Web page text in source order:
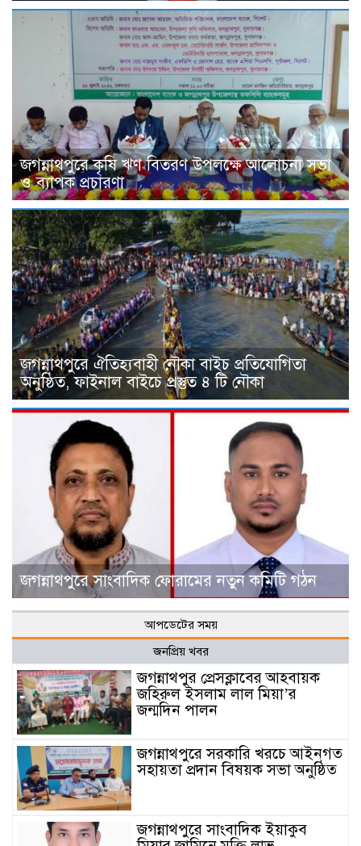
জগন্নাথপুরে কৃষি ঋণ বিতরণ উপলক্ষে আলোচনা সভা
ও ব্যাপক প্রচারণা
জগন্নাথপুরে ঐতিহ্যবাহী নৌকা বাইচ প্রতিযোগিতা
অনুষ্ঠিত, ফাইনাল বাইচে প্রস্তুত ৪ টি নৌকা
জগন্নাথপুরে সাংবাদিক ফোরামের নতুন কমিটি গঠন
আপডেটের সময়
জনপ্রিয় খবর
জগন্নাথপুর প্রেসক্লাবের আহবায়ক
জহিরুল ইসলাম লাল মিয়া’র
জন্মদিন পালন
জগন্নাথপুরে সরকারি খরচে আইনগত
সহায়তা প্রদান বিষয়ক সভা অনুষ্ঠিত
জগন্নাথপুরে সাংবাদিক ইয়াকুব